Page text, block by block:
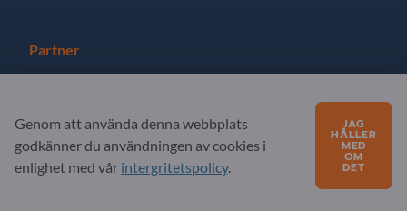
Partner
Prenumerera på nyhetsbrev
Genom att använda denna webbplats
godkänner du användningen av cookies i
enlighet med vår intergritetspolicy.
JAG
HÅLLER
MED
OM
DET